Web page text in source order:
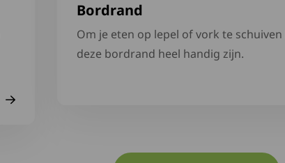
Bordrand
Om je eten op lepel of vork te schuiven
deze bordrand heel handig zijn.